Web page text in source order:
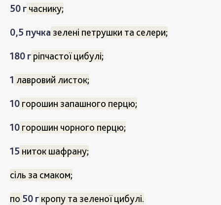
50 г часнику;
0,5 пучка зелені петрушки та селери;
180 г ріпчастої цибулі;
1 лавровий листок;
10 горошин запашного перцю;
10 горошин чорного перцю;
15 ниток шафрану;
сіль за смаком;
по 50 г кропу та зеленої цибулі.